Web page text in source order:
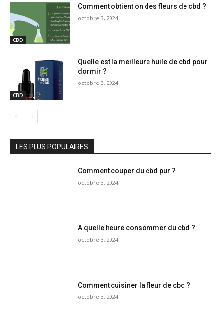
CBD
Comment obtient on des fleurs de cbd ?
octobre 3, 2024
CBD
Quelle est la meilleure huile de cbd pour
dormir ?
octobre 3, 2024
LES PLUS POPULAIRES
Comment couper du cbd pur ?
octobre 3, 2024
A quelle heure consommer du cbd ?
octobre 3, 2024
Comment cuisiner la fleur de cbd ?
octobre 3, 2024